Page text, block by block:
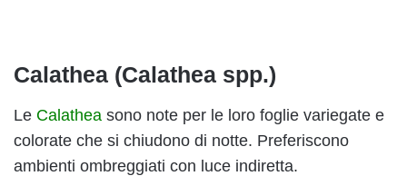
Calathea (Calathea spp.)
Le Calathea sono note per le loro foglie variegate e
colorate che si chiudono di notte. Preferiscono
ambienti ombreggiati con luce indiretta.